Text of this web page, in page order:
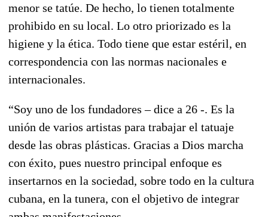
menor se tatúe. De hecho, lo tienen totalmente
prohibido en su local. Lo otro priorizado es la
higiene y la ética. Todo tiene que estar estéril, en
correspondencia con las normas nacionales e
internacionales.
“Soy uno de los fundadores – dice a 26 -. Es la
unión de varios artistas para trabajar el tatuaje
desde las obras plásticas. Gracias a Dios marcha
con éxito, pues nuestro principal enfoque es
insertarnos en la sociedad, sobre todo en la cultura
cubana, en la tunera, con el objetivo de integrar